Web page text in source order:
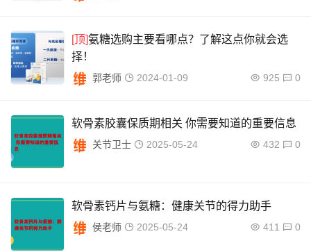
[顶]氨糖选购主要看哪点？了解这点你就会选
择！
郭老师 2024-01-09 925 0
软骨素胶囊保质期相关 你需要知道的重要信息
关节卫士 2025-05-24 432 0
软骨素钙片与氨糖：健康关节的得力助手
侯老师 2025-05-24 411 0